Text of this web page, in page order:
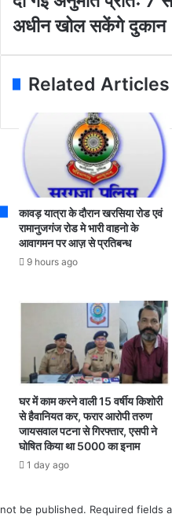
प
नि
श
र्या
बि
यों
का
अ
ड्डा
र
नि
म
टी
खो
अ
ति
प्रा
से
अधीन खोल सकेंगे दुकान
Related Articles
कावड़ यात्रा के दौरान खरसिया रोड एवं
रामानुजगंज रोड मे भारी वाहनो के
आवागमन पर आज़ से प्रतिबन्ध
9 hours ago
घर में काम करने वाली 15 वर्षीय किशोरी
से हैवानियत कर, फरार आरोपी तरुण
जायसवाल पटना से गिरफ्तार, एसपी ने
घोषित किया था 5000 का इनाम
1 day ago
not be published. Required fields